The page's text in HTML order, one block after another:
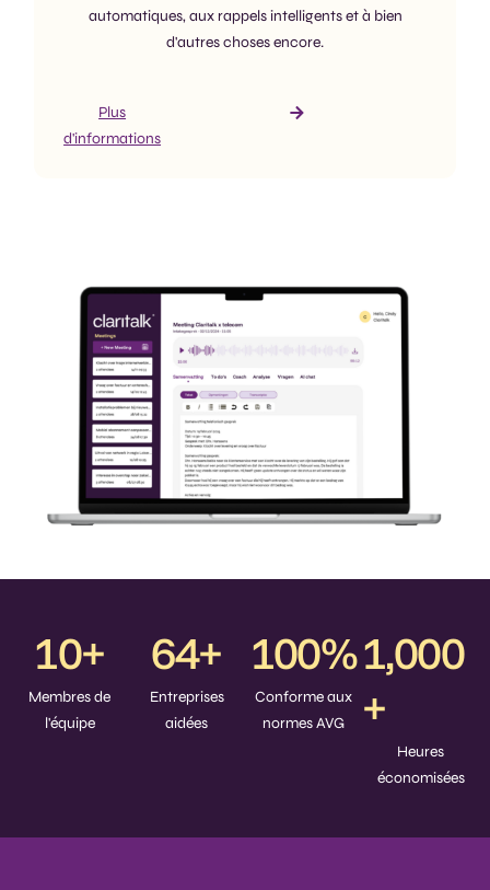
automatiques, aux rappels intelligents et à bien
d'autres choses encore.
Plus
d'informations
10+
Membres de
l'équipe
64+
Entreprises
aidées
100%
Conforme aux
normes AVG
1,000
+
Heures
économisées